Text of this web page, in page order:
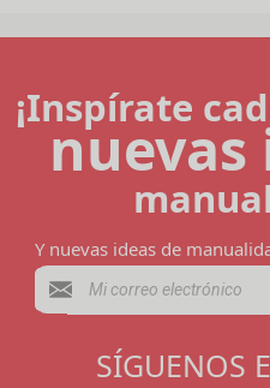
¡Inspírate
nuevas
Y nuevas ideas de
SÍGUENOS